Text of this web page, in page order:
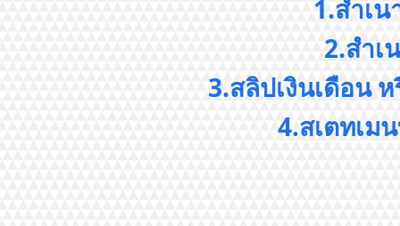
1.สำเ
2.สำเ
3.สลิปเงินเดือน
4.สเตทเม